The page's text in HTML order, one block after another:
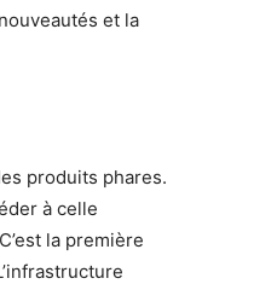
et la
produits phares.
à celle
la première